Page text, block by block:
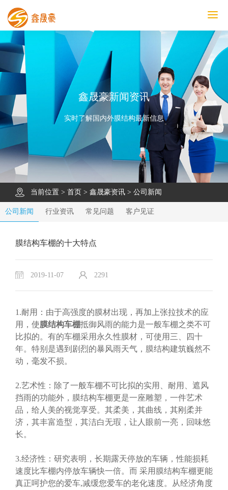
鑫晟豪首页
产品中心
工程案例
膜结构车棚
污水池反吊膜加盖
鑫晟豪资讯
关于鑫晟豪
联系鑫晟豪
鑫晟豪新闻资讯
实时了解国内外膜结构最新信息
当前位置 > 首页 > 鑫晟豪资讯 > 公司新闻
公司新闻 行业资讯 常见问题 客户见证
膜结构车棚的十大特点
2019-11-07 2291
1.耐用：由于高强度的膜材出现，再加上张拉技术的应
用，使膜结构车棚抵御风雨的能力是一般车棚之类不可
比拟的。有的车棚采用永久性膜材，可使用三、四十
年。特别是遇到剧烈的暴风雨天气，膜结构建筑巍然不
动，毫发不损。
2.艺术性：除了一般车棚不可比拟的实用、耐用、遮风
挡雨的功能外，膜结构车棚更是一座雕塑，一件艺术
品，给人美的视觉享受。其柔美，其曲线，其刚柔并
济，其丰富造型，其洁白无瑕，让人眼前一亮，回味悠
长。
3.经济性：研究表明，长期露天停放的车辆，性能损耗
速度比车棚内停放车辆快一倍。而 采用膜结构车棚更能
真正呵护您的爱车,减缓您爱车的老化速度。从经济角度